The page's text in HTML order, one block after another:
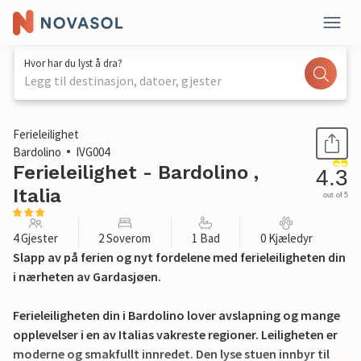
Hvor har du lyst å dra?
Legg til destinasjon, datoer, gjester
1 / 17
Ferieleilighet
Bardolino
IVG004
Ferieleilighet - Bardolino ,
Italia
4.3
out of 5
4 Gjester 2 Soverom 1 Bad 0 Kjæledyr
Slapp av på ferien og nyt fordelene med ferieleiligheten din
i nærheten av Gardasjøen.
Ferieleiligheten din i Bardolino lover avslapning og mange
opplevelser i en av Italias vakreste regioner. Leiligheten er
moderne og smakfullt innredet. Den lyse stuen innbyr til